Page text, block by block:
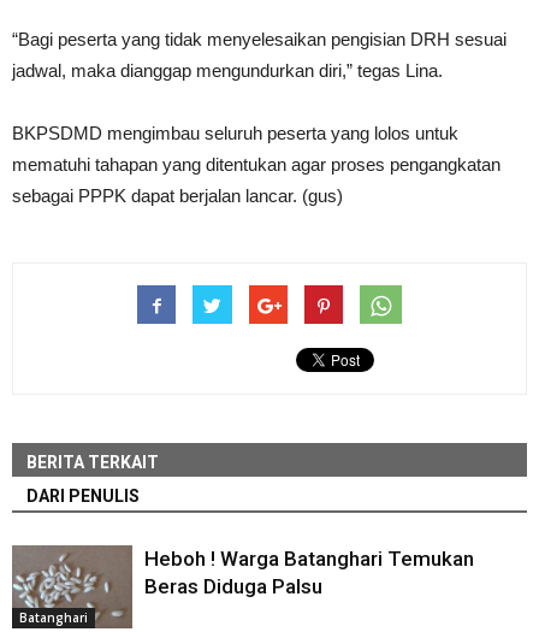
“Bagi peserta yang tidak menyelesaikan pengisian DRH sesuai
jadwal, maka dianggap mengundurkan diri,” tegas Lina.
BKPSDMD mengimbau seluruh peserta yang lolos untuk
mematuhi tahapan yang ditentukan agar proses pengangkatan
sebagai PPPK dapat berjalan lancar. (gus)
BERITA TERKAIT
DARI PENULIS
Batanghari
Heboh ! Warga Batanghari Temukan
Beras Diduga Palsu